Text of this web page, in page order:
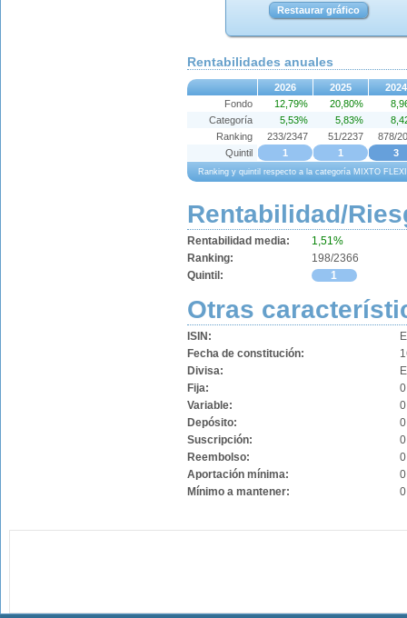
Restaurar gráfico
Rentabilidades anuales
2026 2025 2024
Ranking y quintil respecto a la categoría MIXTO
Fondo 12,79% 20,80%
Categoría
5,53% 5,83%
Ranking
233/2347 51/2237
878/
Quintil
1 1 3
Rentabilidad/
Rentabilidad media:
1,51%
Ranking:
198/2366
Quintil:
1
Otras
ISIN:
Fecha de constitución:
Divisa:
Fija:
Variable:
Depósito:
Suscripción:
Reembolso:
Aportación mínima:
Mínimo a mantener: